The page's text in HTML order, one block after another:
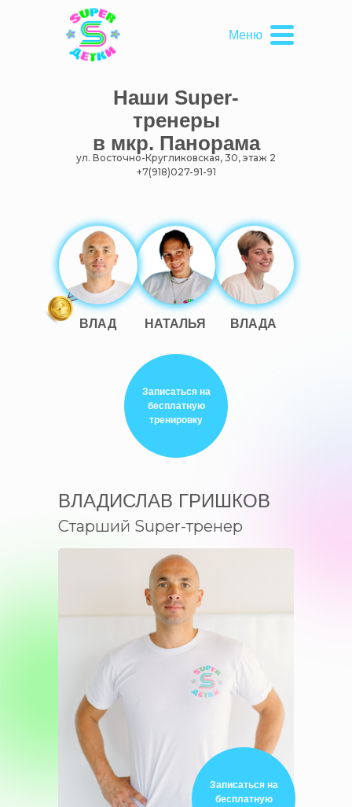
Меню
Наши Super-
тренеры
в мкр. Панорама
ул. Восточно-Кругликовская, 30, этаж 2
+7(918)027-91-91
ВЛАДА
НАТАЛЬЯ
ВЛАД
Записаться на
бесплатную
тренировку
ВЛАДИСЛАВ ГРИШКОВ
Старший Super-тренер
Записаться на
бесплатную